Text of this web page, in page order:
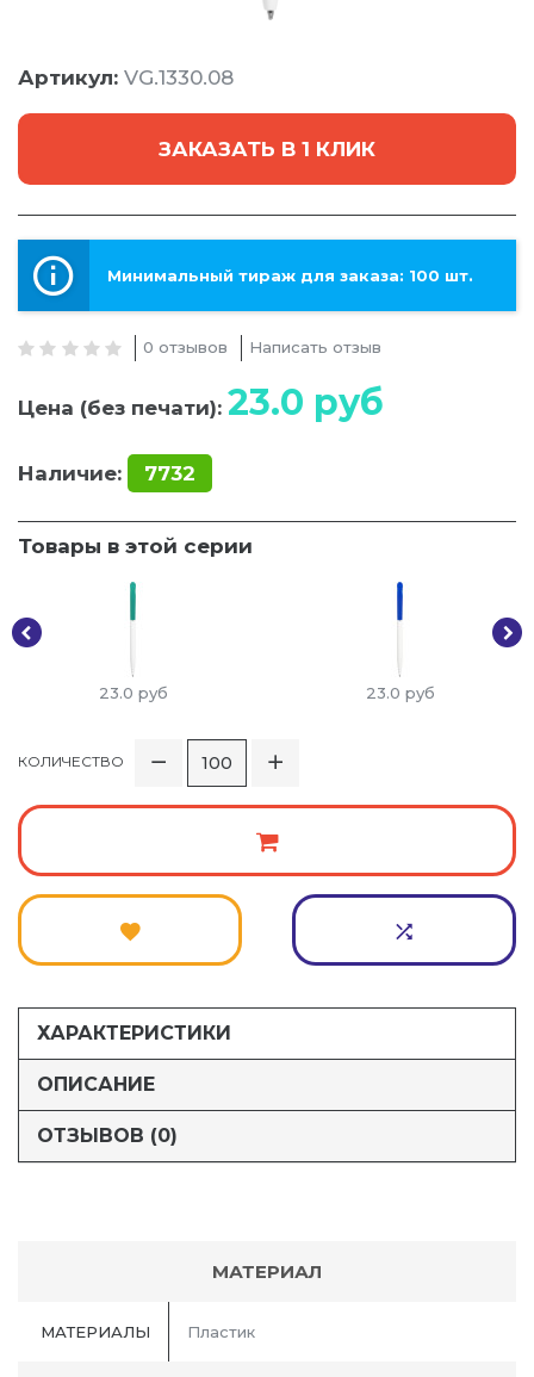
Артикул: VG.1330.08
ЗАКАЗАТЬ В 1 КЛИК
Минимальный тираж для заказа: 100 шт.
0 отзывов Написать отзыв
Цена (без печати): 23.0 руб
Наличие: 7732
Товары в этой серии
23.0 руб 23.0 руб
КОЛИЧЕСТВО
ХАРАКТЕРИСТИКИ
ОПИСАНИЕ
ОТЗЫВОВ (0)
МАТЕРИАЛ
МАТЕРИАЛЫ Пластик